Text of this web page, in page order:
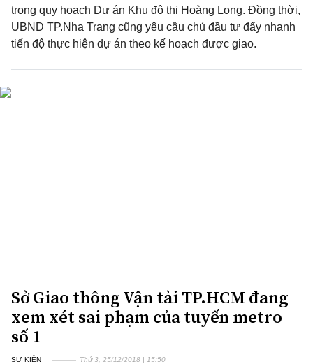
trong quy hoạch Dự án Khu đô thị Hoàng Long. Đồng thời,
UBND TP.Nha Trang cũng yêu cầu chủ đầu tư đẩy nhanh
tiến độ thực hiện dự án theo kế hoạch được giao.
Sở Giao thông Vận tải TP.HCM đang
xem xét sai phạm của tuyến metro
số 1
SỰ KIỆN Thứ 3, 25/12/2018 | 15:50